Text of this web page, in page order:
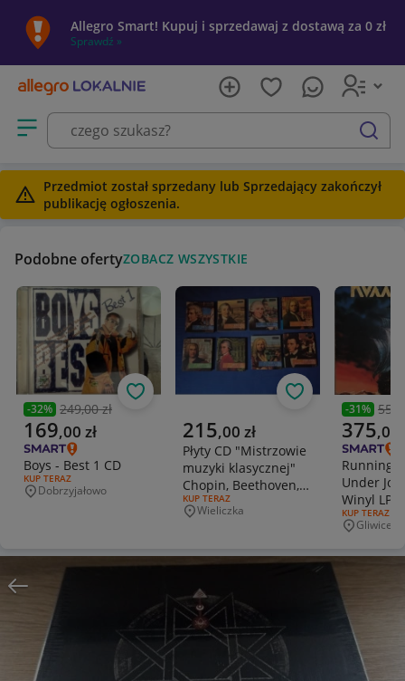
Allegro Smart! Kupuj i sprzedawaj z dostawą za 0 zł
Sprawdź »
Otwórz menu z kategoriami
szukaj
Przedmiot został sprzedany lub Sprzedający zakończył
publikację ogłoszenia.
Podobne ofertyZOBACZ WSZYSTKIE
Poprzednia cena
-32% 249,00 zł
Aktualna cena
169,00 zł
Boys - Best 1 CD
RODZAJ OFERTY:
KUP TERAZ
Miejscowość
Dobrzyjałowo
Obserwuj
Aktualna cena
215,00 zł
Płyty CD "Mistrzowie
muzyki klasycznej"
Chopin, Beethoven,
Vivaldi i inni
RODZAJ OFERTY:
KUP TERAZ
Miejscowość
Wieliczka
Obserwuj
-31%
Aktualna
375,00
Running
Under
Winyl LP
RODZAJ
KUP TERAZ
Gliwice